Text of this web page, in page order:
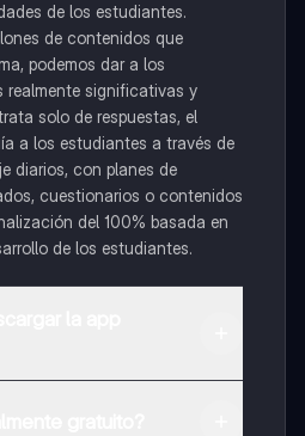
de los estudiantes.
de contenidos que
podemos dar a los
realmente significativas y
solo de respuestas, el
a los estudiantes a través de
diarios, con planes de
cuestionarios o contenidos
del 100% basada en
de los estudiantes.